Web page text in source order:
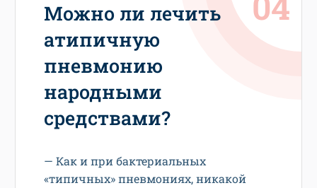
Можно ли лечить
атипичную
пневмонию
народными
средствами?
— Как и при бактериальных
«типичных» пневмониях, никакой